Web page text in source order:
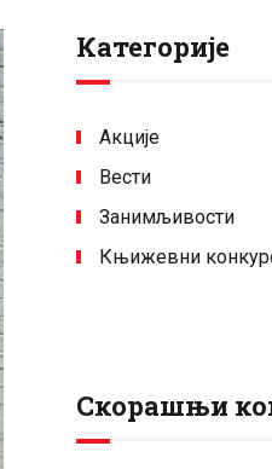
Категорије
Акције
Вести
Занимљивости
Књижевни
Скорашњи